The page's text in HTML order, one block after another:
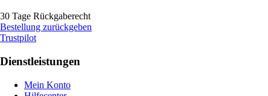
30 Tage Rückgaberecht
Bestellung zurückgeben
Trustpilot
Dienstleistungen
Mein Konto